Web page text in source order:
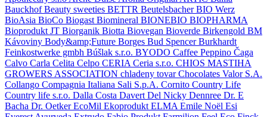
BauckhofBeauty sweeties BETTR BeutelsbacherBIO Werz
BioAsia BioCo Biogast Biomineral BIONEBIO BIOPHARMA
Bioprodukt JT Biorganik Biotta Biovegan Bioverde Birkengold BM
Kávoviny Body&amp;Future Borges Bud SpencerBurkhardt
Feinkostwerke gmbh Búšlak s.r.o. BYODO Caffee Peppino Čaga
Calvo Carla Celita Celpo CERIA Ceria s.r.o. CHIOS MASTIHA
GROWERS ASSOCIATION chladeny tovarChocolates Valor S.A.
Collango Compagnia Italiana Sali S.p.A. Cornito Country Life
Country life s.r.o. Dalla Costa Davert Del Nicky Dennree Dr. E
Bacha Dr. OetkerEcoMil Ekoprodukt ELMA Emile Noël Esi